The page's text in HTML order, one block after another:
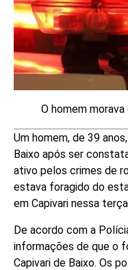
O homem
Um homem, de 39
Baixo após ser
ativo pelos crimes de
estava foragido do
em Capivari nessa
De acordo com a
informações de que o
Capivari de Baixo. Os